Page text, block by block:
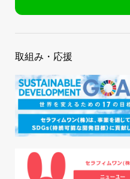
取組み・応援